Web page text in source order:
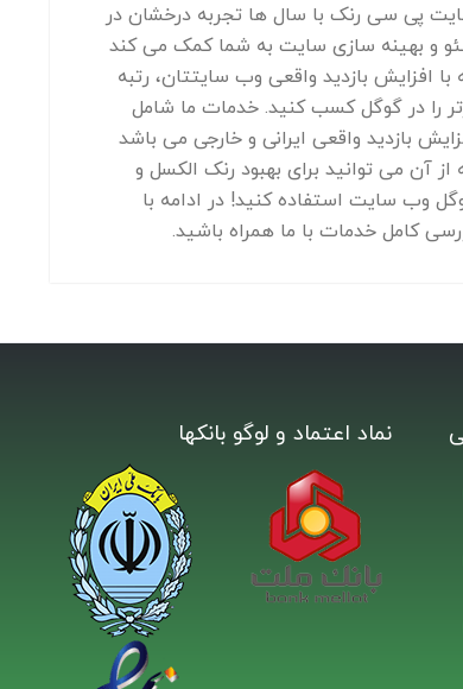
پی سی رنک با سال ها تجربه درخشان در
و بهینه سازی سایت به شما کمک می کند
با افزایش بازدید واقعی وب سایتتان، رتبه
را در گوگل کسب کنید. خدمات ما شامل
بازدید واقعی ایرانی و خارجی می باشد
از آن می توانید برای بهبود رنک الکسل و
وب سایت استفاده کنید! در ادامه با
کامل خدمات با ما همراه باشید.
نماد اعتماد و لوگو بانکها